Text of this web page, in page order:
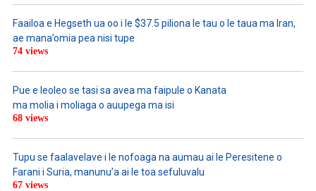
Faailoa e Hegseth ua oo i le $37.5 piliona le tau o le taua ma Iran,
ae mana’omia pea nisi tupe
74 views
Pue e leoleo se tasi sa avea ma faipule o Kanata
ma molia i moliaga o auupega ma isi
68 views
Tupu se faalavelave i le nofoaga na aumau ai le Peresitene o
Farani i Suria, manunu’a ai le toa sefuluvalu
67 views